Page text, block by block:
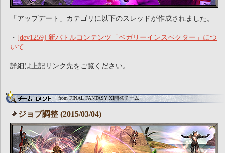
「アップデート」カテゴリに以下のスレッドが作成されました。
・ [dev1259] 新バトルコンテンツ「ベガリーインスペクター」につ
いて
詳細は上記リンク先をご覧ください。
from FINAL FANTASY XI開発チーム
ジョブ調整 (2015/03/04)